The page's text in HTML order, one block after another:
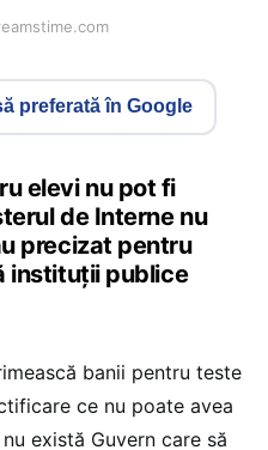
preferată în Google
elevi nu pot fi
de Interne nu
precizat pentru
instituții publice
banii pentru teste
ce nu poate avea
există Guvern care să